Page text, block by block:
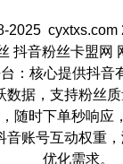
2025 cyxtxs.com
抖音粉丝卡盟网
：核心提供抖音
数据，支持粉丝
随时下单秒响应
音账号互动权重
优化需求。